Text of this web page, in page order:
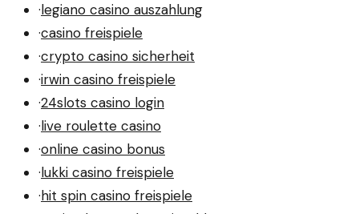
·legiano casino auszahlung
·casino freispiele
·crypto casino sicherheit
·irwin casino freispiele
·24slots casino login
·live roulette casino
·online casino bonus
·lukki casino freispiele
·hit spin casino freispiele